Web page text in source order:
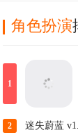
角色扮演